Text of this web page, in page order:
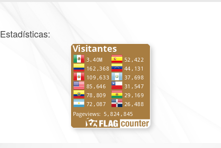
Estadísticas: